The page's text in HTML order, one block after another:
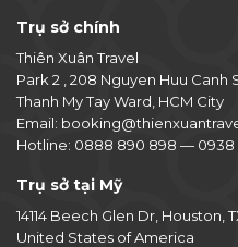
Trụ sở chính
Thiên Xuân Travel
Park 2 , 208 Nguyen Huu Canh
Thanh My Tay Ward, HCM City
Email:
Hotline: 0888 890 898 — 0938
Trụ sở tại Mỹ
14114 Beech Glen Dr, Houston,
United States of America